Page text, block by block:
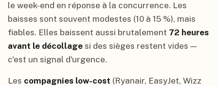
le week-end en réponse à la concurrence. Les
baisses sont souvent modestes (10 à 15 %), mais
fiables. Elles baissent aussi brutalement 72 heures
avant le décollage si des sièges restent vides —
c'est un signal d'urgence.
Les compagnies low-cost (Ryanair, EasyJet, Wizz